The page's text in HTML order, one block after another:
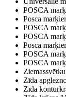
POSCA
Posca
POSCA
POSCA
Posca
POSCA
POSCA
Zīda
Zīda